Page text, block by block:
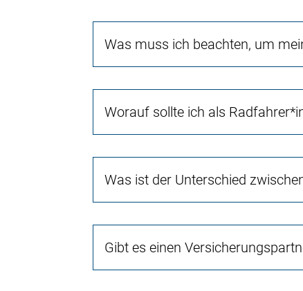
Was muss ich beachten, um
Worauf sollte ich als
Was ist der Unterschied
Gibt es einen